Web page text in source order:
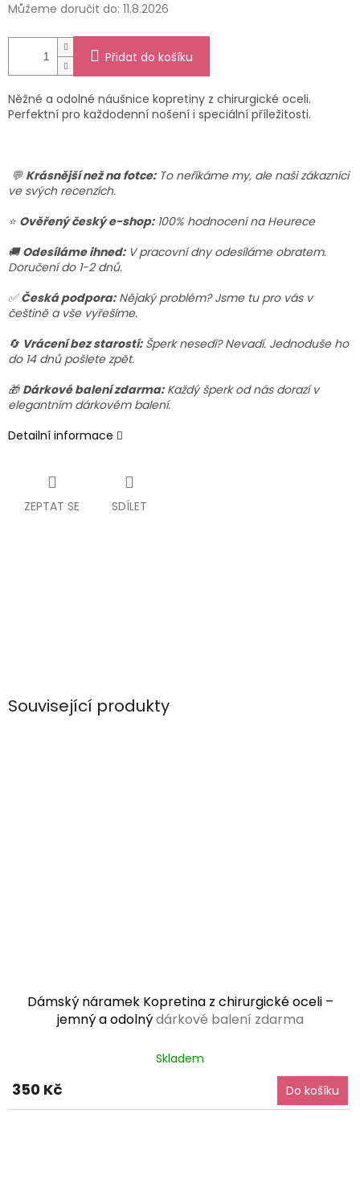
Můžeme doručit do: 11.8.2026
Přidat do košíku
Něžné a odolné náušnice kopretiny z chirurgické oceli.
Perfektní pro každodenní nošení i speciální příležitosti.
💬 Krásnější než na fotce:To neříkáme my, ale naši zákazníci
ve svých recenzích.
⭐ Ověřený český e-shop:100% hodnocení na Heurece
🚚 Odesíláme ihned:V pracovní dny odesíláme obratem.
Doručení do 1-2 dnů.
✅ Česká podpora:Nějaký problém? Jsme tu pro vás v
češtině a vše vyřešíme.
🔄 Vrácení bez starostí:Šperk nesedí? Nevadí. Jednoduše ho
do 14 dnů pošlete zpět.
🎁 Dárkové balení zdarma:Každý šperk od nás dorazí v
elegantním dárkovém balení.
Detailní informace
ZEPTAT SE SDÍLET
Související produkty
Dámský náramek Kopretina z chirurgické oceli –
jemný a odolnýdárkové balení zdarma
hodnocení
5,0
Skladem
350 Kč Do košíku